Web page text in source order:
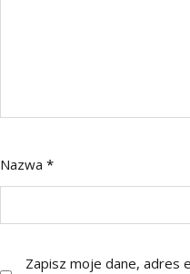
Nazwa *
Zapisz moje dane, adres